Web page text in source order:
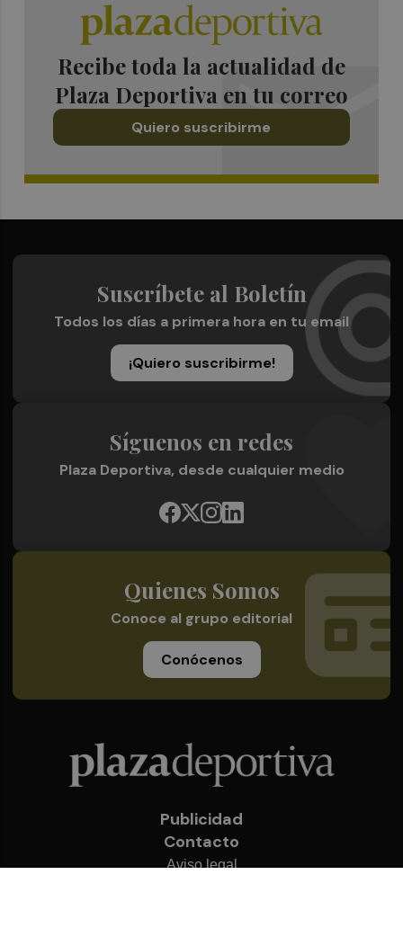
Recibe toda la actualidad de
Plaza Deportiva en tu correo
Quiero suscribirme
Suscríbete al Boletín
Todos los días a primera hora en tu email
¡Quiero suscribirme!
Síguenos en redes
Plaza Deportiva, desde cualquier medio
Quienes Somos
Conoce al grupo editorial
Conócenos
Publicidad
Contacto
Aviso legal